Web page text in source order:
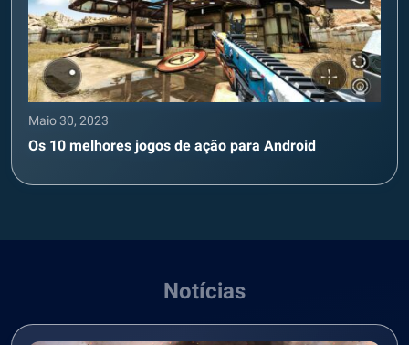
Maio 30, 2023
Os 10 melhores jogos de ação para Android
Notícias